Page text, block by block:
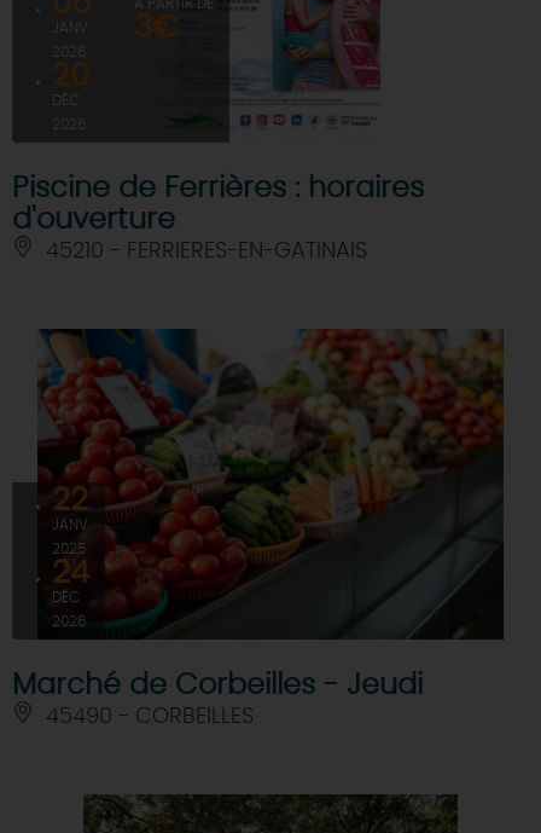
DEMAIN
JANV
2026
20
DÉC
2026
À PARTIR DE
3€
Piscine de Ferrières : horaires
d'ouverture
45210 - FERRIERES-EN-GATINAIS
22
JANV
2025
24
DÉC
2026
Marché de Corbeilles - Jeudi
45490 - CORBEILLES